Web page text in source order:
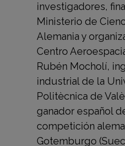
investigadores,
Ministerio de
Alemania y
Centro
Rubén Mocholí,
industrial de la
Politècnica de
ganador español
competición
Gotemburgo